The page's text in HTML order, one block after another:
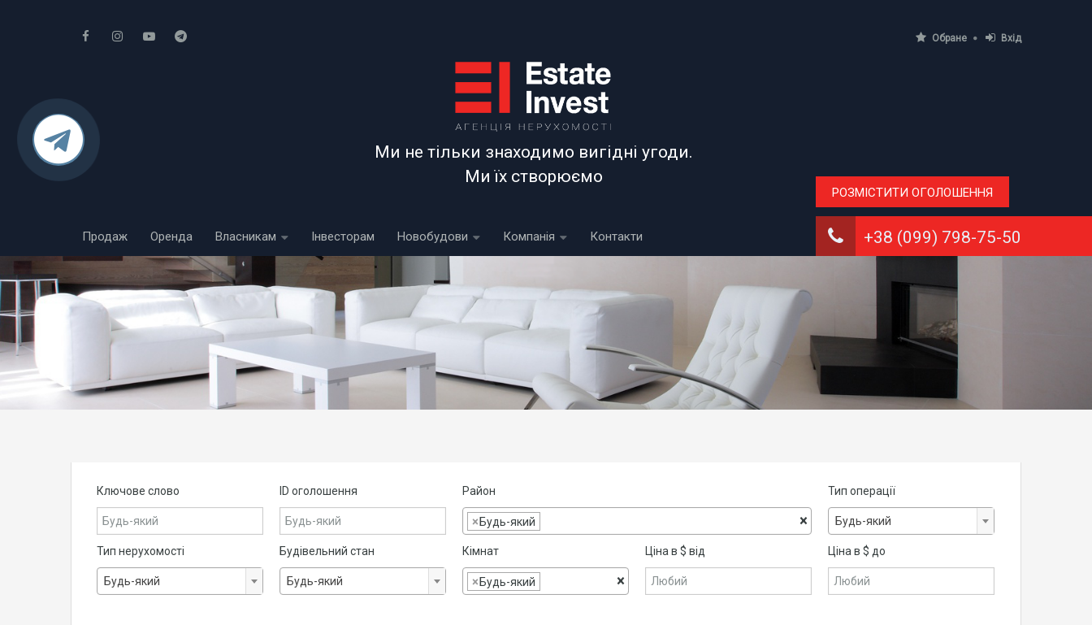
Обране Вхід
Ми не тільки знаходимо вигідні угоди.
Ми їх створюємо
Продаж Оренда Власникам Інвесторам Новобудови Компанія Контакти
РОЗМІСТИТИ ОГОЛОШЕННЯ
+38 (099) 798-75-50
Ключове слово ID оголошення Район
×
× Будь-який
Тип операції
Будь-який
Тип нерухомості
Будь-який
Будівельний стан
Будь-який
Кімнат
×
× Будь-який
Ціна в $ від Ціна в $ до